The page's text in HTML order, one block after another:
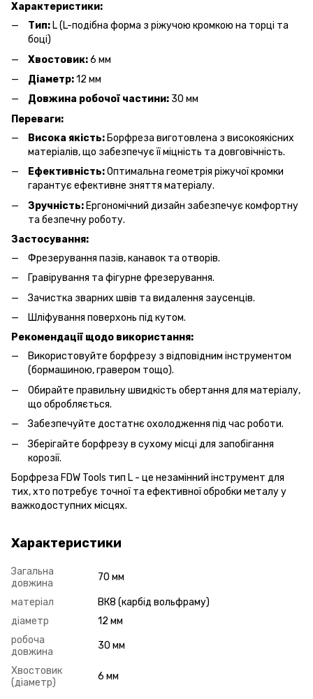
Характеристики:
Тип: L (L-подібна форма з ріжучою кромкою на торці та
боці)
Хвостовик:6 мм
Діаметр:12 мм
Довжина робочої частини: 30 мм
Переваги:
Висока якість: Борфреза виготовлена з високоякісних
матеріалів, що забезпечує її міцність та довговічність.
Ефективність:Оптимальна геометрія ріжучої кромки
гарантує ефективне зняття матеріалу.
Зручність: Ергономічний дизайн забезпечує комфортну
та безпечну роботу.
Застосування:
Фрезерування пазів, канавок та отворів.
Гравірування та фігурне фрезерування.
Зачистка зварних швів та видалення заусенців.
Шліфування поверхонь під кутом.
Рекомендації щодо використання:
Використовуйте борфрезу з відповідним інструментом
(бормашиною, гравером тощо).
Обирайте правильну швидкість обертання для матеріалу,
що обробляється.
Забезпечуйте достатнє охолодження під час роботи.
Зберігайте борфрезу в сухому місці для запобігання
корозії.
Борфреза FDW Tools тип L - це незамінний інструмент для
тих, хто потребує точної та ефективної обробки металу у
важкодоступних місцях.
Характеристики
Загальна
довжина
70 мм
матеріал
ВК8 (карбід вольфраму)
діаметр
12 мм
робоча
довжина
30 мм
Хвостовик
(діаметр)
6 мм